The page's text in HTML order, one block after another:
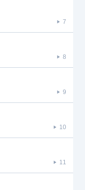
7
8
9
10
11